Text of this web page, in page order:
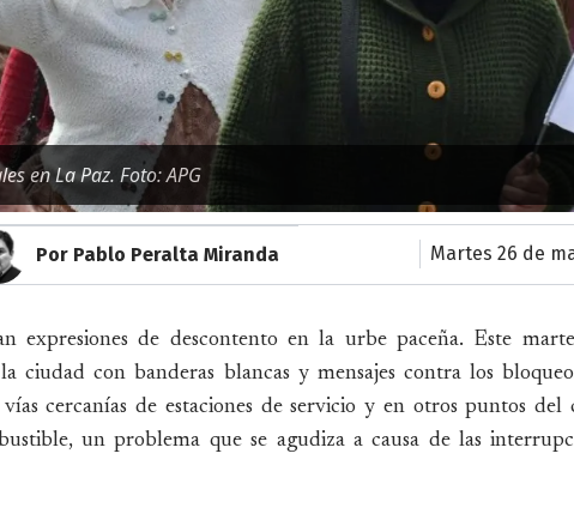
en La Paz. Foto: APG
Por Pablo Peralta Miranda martes 26 de
expresiones de descontento en la urbe paceña. Este
ciudad con banderas blancas y mensajes contra los
cercanías de estaciones de servicio y en otros puntos del
un problema que se agudiza a causa de las